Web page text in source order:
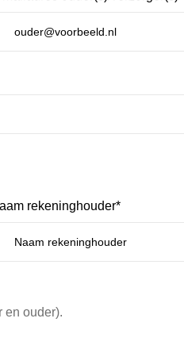
rekeninghouder*
en ouder).